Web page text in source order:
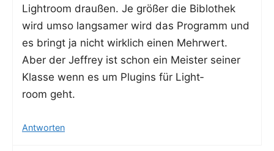
Ligh­t­room drau­ßen. Je grö­ßer die Biblo­thek
wird umso lang­sa­mer wird das Pro­gramm und
es bringt ja nicht wirk­lich einen Mehr­wert.
Aber der Jef­frey ist schon ein Meis­ter sei­ner
Klas­se wenn es um Plug­ins für Ligh­t­
room geht.
Antworten